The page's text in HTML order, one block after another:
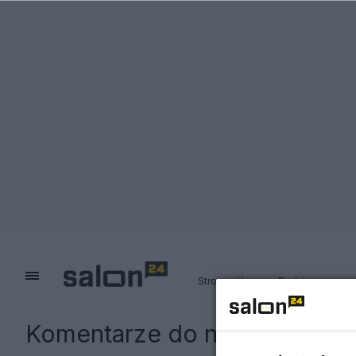
Strona główna Redakcja
Komentarze do notki: